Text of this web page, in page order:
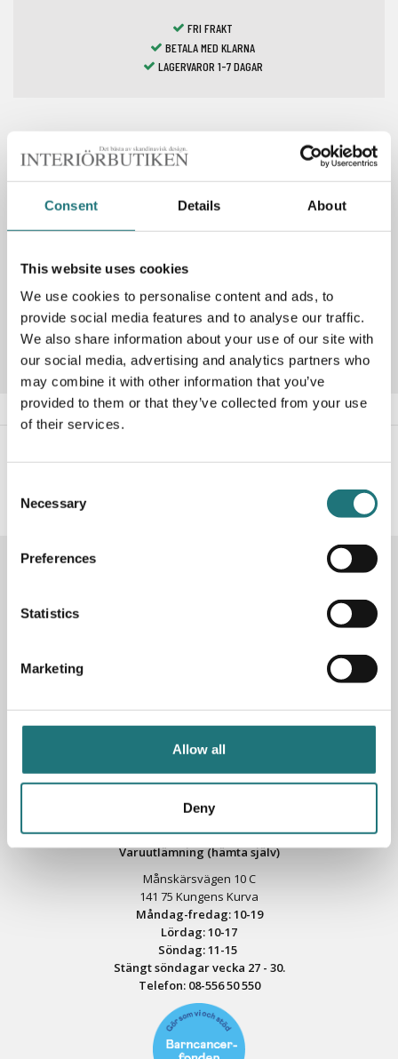
Consent Details About
This website uses cookies
We use cookies to personalise content and ads, to
provide social media features and to analyse our traffic.
We also share information about your use of our site with
our social media, advertising and analytics partners who
may combine it with other information that you’ve
provided to them or that they’ve collected from your use
of their services.
Selection
Necessary
Preferences
Statistics
Marketing
Allow all
Deny
FRI FRAKT
BETALA MED KLARNA
LAGERVAROR 1-7 DAGAR
Spara som favorit
Artikelnummer 254139
Söndag: 11-17
Telefon:08-702 78 22
Se öppettider för helgdag här
Fri parkering på Åsögatan 121
Varuutlämning (hämta själv)
Månskärsvägen 10 C
141 75 Kungens Kurva
Måndag-fredag: 10-19
Lördag: 10-17
Söndag: 11-15
Stängt söndagar vecka 27 - 30.
Telefon: 08-556 50 550